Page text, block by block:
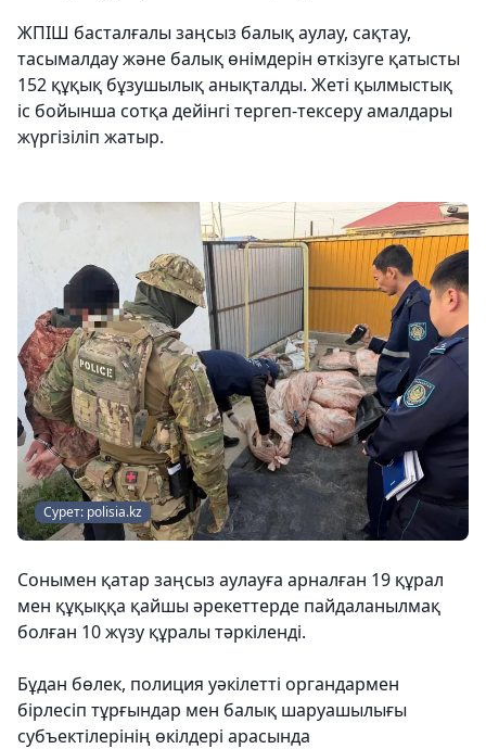
ЖПІШ басталғалы заңсыз балық аулау, сақтау,
тасымалдау және балық өнімдерін өткізуге қатысты
152 құқық бұзушылық анықталды. Жеті қылмыстық
іс бойынша сотқа дейінгі тергеп-тексеру амалдары
жүргізіліп жатыр.
Сурет: polisia.kz
Сонымен қатар заңсыз аулауға арналған 19 құрал
мен құқыққа қайшы әрекеттерде пайдаланылмақ
болған 10 жүзу құралы тәркіленді.
Бұдан бөлек, полиция уәкілетті органдармен
бірлесіп тұрғындар мен балық шаруашылығы
субъектілерінің өкілдері арасында